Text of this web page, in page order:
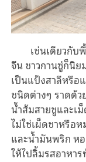
เช่นเดียวกับ
จีน ชาวกานซู่ก็นิย
เป็นแป้งสาลีหรือ
ชนิดต่างๆ ราดด้
น้ำส้มสายชูและเ
ไม่ใช่เผ็ดชาหรือ
และน้ำมันพริก หอ
ให้ไปลิ้มรสอาหา